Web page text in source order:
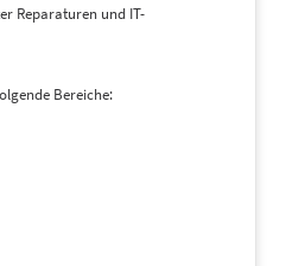
Reparaturen und IT-
Bereiche: